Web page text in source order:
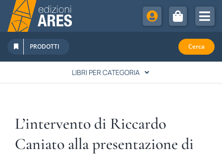
Salta
contenuto
Chi Siamo
Sostienici
Abbonamenti
Newsletter
Eventi
PRODOTTI Cerca
LIBRI PER CATEGORIA
SPIRITUALITÀ
L’intervento di Riccardo
Caniato alla presentazione di